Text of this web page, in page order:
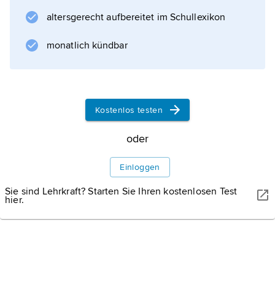
wo er neben den Grundsatz der
Gleichberechtigung
tritt. In § 75 Betriebsverfassungsgesetz sind
privatrechtliches, aus dem
Informationen zum Artikel
altersgerecht aufbereitet im Schullexikon
monatlich kündbar
Kostenlos testen
oder
Einloggen
Sie sind Lehrkraft? Starten Sie Ihren kostenlosen Test
hier.